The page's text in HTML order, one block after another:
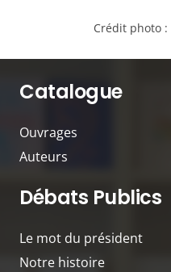
Crédit photo :
Catalogue
Ouvrages
Auteurs
Débats Publics
Le mot du président
Notre histoire